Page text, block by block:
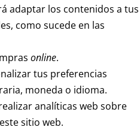
adaptar los contenidos a tus
como sucede en las
online.
tus preferencias
moneda o idioma.
analíticas web sobre
sitio web.